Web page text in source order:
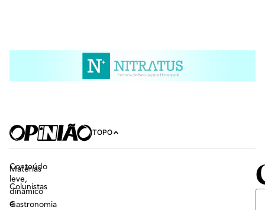
TOPO
Conteúdo
leve,
dinâmico
e
Matérias
Colunistas
Gastronomia